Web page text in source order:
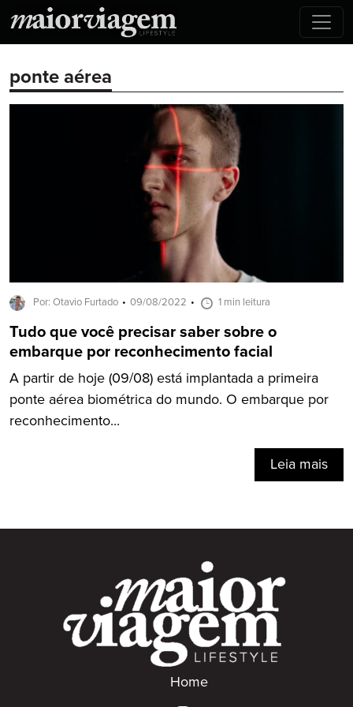
ponte aérea
Por: Otavio Furtado 09/08/2022 1 min leitura
Tudo que você precisar saber sobre o
embarque por reconhecimento facial
A partir de hoje (09/08) está implantada a primeira
ponte aérea biométrica do mundo. O embarque por
reconhecimento...
Leia mais
Home